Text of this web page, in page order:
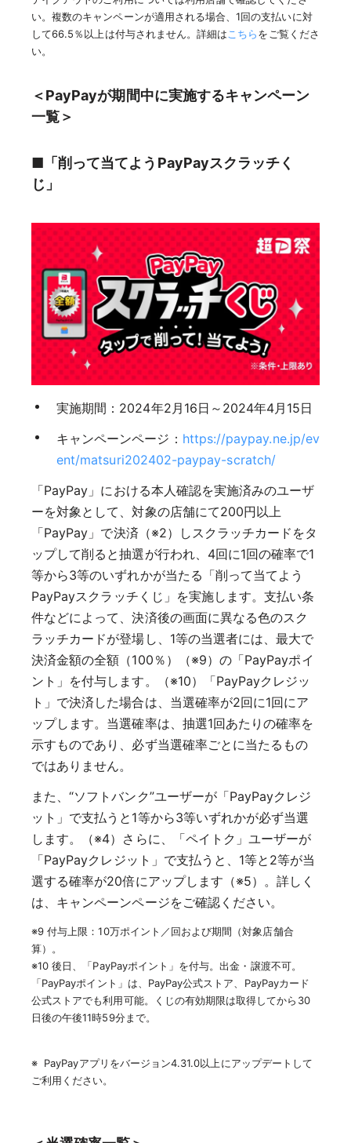
い。複数のキャンペーンが適用される場合、1回の支払いに対
して66.5％以上は付与されません。詳細は こちらをご覧くださ
い。
＜PayPayが期間中に実施するキャンペーン
一覧＞
■「削って当てようPayPayスクラッチく
じ」
実施期間：2024年2月16日～2024年4月15日
キャンペーンページ： https://paypay.ne.jp/ev
ent/matsuri202402-paypay-scratch/
「PayPay」における本人確認を実施済みのユーザ
ーを対象として、対象の店舗にて200円以上
「PayPay」で決済（※2）しスクラッチカードをタ
ップして削ると抽選が行われ、4回に1回の確率で1
等から3等のいずれかが当たる「削って当てよう
PayPayスクラッチくじ」を実施します。支払い条
件などによって、決済後の画面に異なる色のスク
ラッチカードが登場し、1等の当選者には、最大で
決済金額の全額（100％）（※9）の「PayPayポイ
ント」を付与します。（※10）「PayPayクレジッ
ト」で決済した場合は、当選確率が2回に1回にア
ップします。当選確率は、抽選1回あたりの確率を
示すものであり、必ず当選確率ごとに当たるもの
ではありません。
また、“ソフトバンク”ユーザーが「PayPayクレジ
ット」で支払うと1等から3等いずれかが必ず当選
します。（※4）さらに、「ペイトク」ユーザーが
「PayPayクレジット」で支払うと、1等と2等が当
選する確率が20倍にアップします（※5）。詳しく
は、キャンペーンページをご確認ください。
※9 付与上限：10万ポイント／回および期間（対象店舗合
算）。
※10 後日、「PayPayポイント」を付与。出金・譲渡不可。
「PayPayポイント」は、PayPay公式ストア、PayPayカード
公式ストアでも利用可能。くじの有効期限は取得してから30
日後の午後11時59分まで。
※ PayPayアプリをバージョン4.31.0以上にアップデートして
ご利用ください。